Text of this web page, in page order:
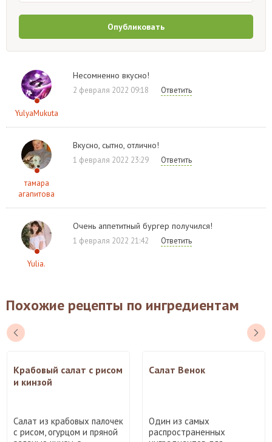
Опубликовать
YulyaMukuta
Несомненно вкусно!
2 февраля 2022 09:18 Ответить
тамара
агапитова
Вкусно, сытно, отлично!
1 февраля 2022 23:29 Ответить
Yulia.
Очень аппетитный бургер получился!
1 февраля 2022 21:42 Ответить
Похожие рецепты по ингредиентам
Крабовый салат с рисом
и кинзой
Салат из крабовых палочек
с рисом, огурцом и пряной
Салат Венок
Один из самых
распространенных